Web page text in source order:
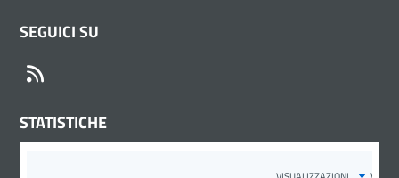
SEGUICI SU
STATISTICHE